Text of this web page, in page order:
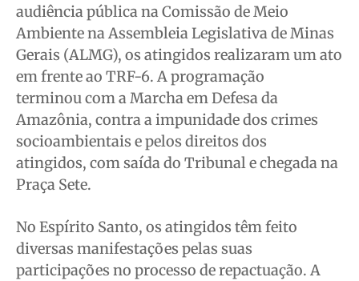
audiência pública na Comissão de Meio
Ambiente na Assembleia Legislativa de Minas
Gerais (ALMG), os atingidos realizaram um ato
em frente ao TRF-6. A programação
terminou com a Marcha em Defesa da
Amazônia, contra a impunidade dos crimes
socioambientais e pelos direitos dos
atingidos, com saída do Tribunal e chegada na
Praça Sete.
No Espírito Santo, os atingidos têm feito
diversas manifestações pelas suas
participações no processo de repactuação. A